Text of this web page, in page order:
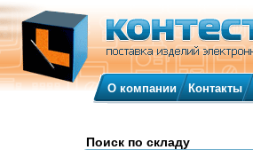
О компании Контакты
Поиск по складу